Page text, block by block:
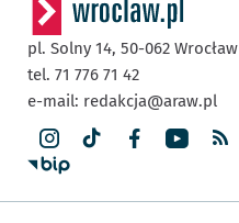
pl. Solny 14, 50-062 Wrocław
tel. 71 776 71 42
e-mail: redakcja@araw.pl